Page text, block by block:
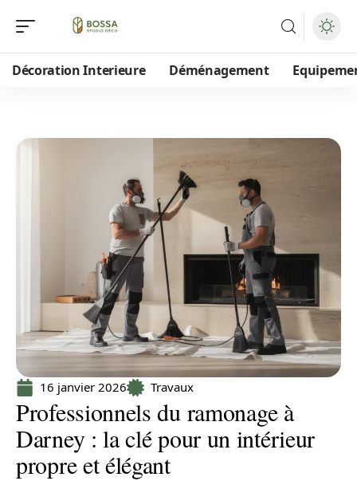
Décoration Interieure Déménagement
16 janvier 2026 Travaux
Professionnels du ramonage à
Darney : la clé pour un intérieur
propre et élégant